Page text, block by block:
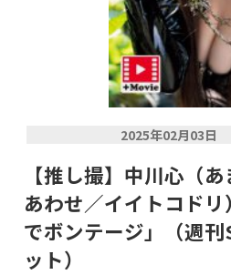
2025年02月03日
【推し撮】中川心（
あわせ／イイトコド
でボンテージ」（週刊
ット）